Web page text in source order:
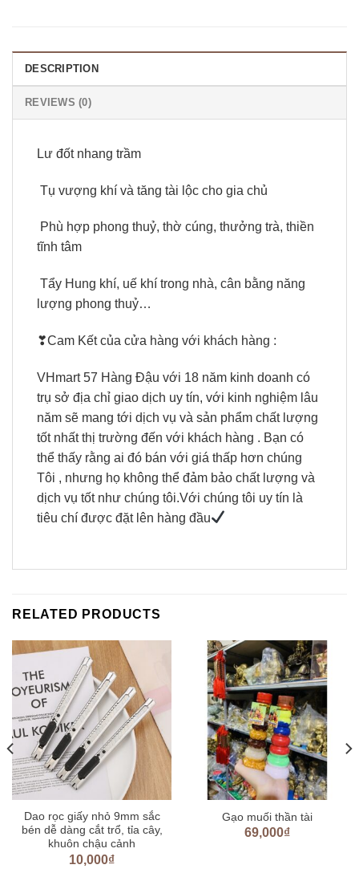
DESCRIPTION
REVIEWS (0)
Lư đốt nhang trầm
Tụ vượng khí và tăng tài lộc cho gia chủ
Phù hợp phong thuỷ, thờ cúng, thưởng trà, thiền
tĩnh tâm
Tẩy Hung khí, uế khí trong nhà, cân bằng năng
lượng phong thuỷ…
❣Cam Kết của cửa hàng với khách hàng :
VHmart 57 Hàng Đậu với 18 năm kinh doanh có
trụ sở địa chỉ giao dịch uy tín, với kinh nghiệm lâu
năm sẽ mang tới dịch vụ và sản phẩm chất lượng
tốt nhất thị trường đến với khách hàng . Bạn có
thể thấy rằng ai đó bán với giá thấp hơn chúng
Tôi , nhưng họ không thể đảm bảo chất lượng và
dịch vụ tốt như chúng tôi.Với chúng tôi uy tín là
tiêu chí được đặt lên hàng đầu
RELATED PRODUCTS
Dao rọc giấy nhỏ 9mm sắc
bén dễ dàng cắt trổ, tỉa cây,
khuôn chậu cảnh
10,000₫
Gạo muối thần tài
69,000₫